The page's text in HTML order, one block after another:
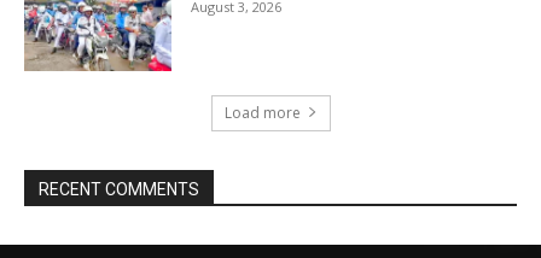
August 3, 2026
Load more
RECENT COMMENTS